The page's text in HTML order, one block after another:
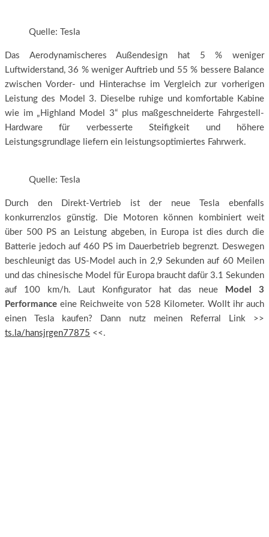
Quelle: Tesla
Das Aerodynamischeres Außendesign hat 5 % weniger
Luftwiderstand, 36 % weniger Auftrieb und 55 % bessere Balance
zwischen Vorder- und Hinterachse im Vergleich zur vorherigen
Leistung des Model 3. Dieselbe ruhige und komfortable Kabine
wie im „Highland Model 3“ plus maßgeschneiderte Fahrgestell-
Hardware für verbesserte Steifigkeit und höhere
Leistungsgrundlage liefern ein leistungsoptimiertes Fahrwerk.
Quelle: Tesla
Durch den Direkt-Vertrieb ist der neue Tesla ebenfalls
konkurrenzlos günstig. Die Motoren können kombiniert weit
über 500 PS an Leistung abgeben, in Europa ist dies durch die
Batterie jedoch auf 460 PS im Dauerbetrieb begrenzt. Deswegen
beschleunigt das US-Model auch in 2,9 Sekunden auf 60 Meilen
und das chinesische Model für Europa braucht dafür 3.1 Sekunden
auf 100 km/h. Laut Konfigurator hat das neue
Model 3
Performance eine Reichweite von 528 Kilometer. Wollt ihr auch
einen Tesla kaufen? Dann nutz meinen Referral Link >>
ts.la/hansjrgen77875 <<.